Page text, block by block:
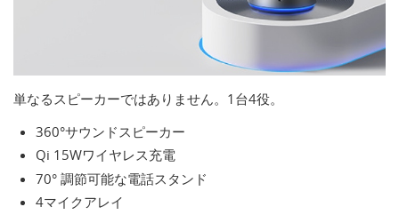
単なるスピーカーではありません。1台4役。
360°サウンドスピーカー
Qi 15Wワイヤレス充電
70° 調節可能な電話スタンド
4マイクアレイ